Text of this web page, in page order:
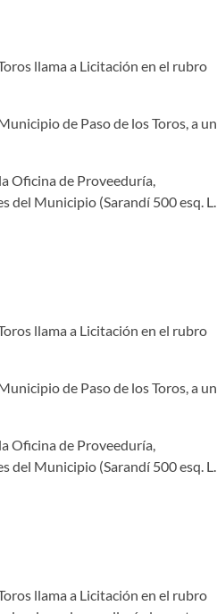
llama a Licitación en el rubro
de Paso de los Toros, a un
Oficina de Proveeduría,
del Municipio (Sarandí 500 esq. L.
llama a Licitación en el rubro
de Paso de los Toros, a un
Oficina de Proveeduría,
del Municipio (Sarandí 500 esq. L.
llama a Licitación en el rubro